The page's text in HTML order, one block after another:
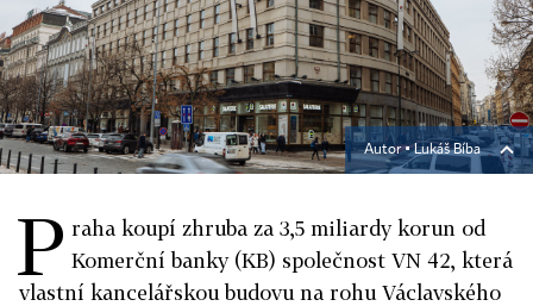
Autor ▪Lukáš Bíba
P raha koupí zhruba za 3,5 miliardy korun od
Komerční banky (KB) společnost VN 42, která
vlastní kancelářskou budovu na rohu Václavského